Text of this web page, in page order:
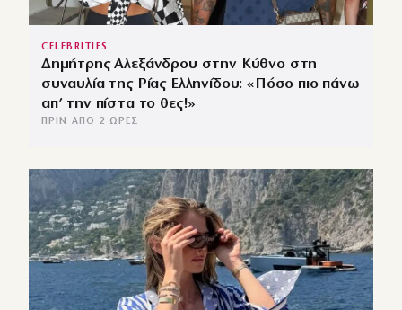
CELEBRITIES
Δημήτρης Αλεξάνδρου στην Κύθνο στη
συναυλία της Ρίας Ελληνίδου: «Πόσο πιο πάνω
απ’ την πίστα το θες!»
ΠΡΙΝ ΑΠΌ 2 ΏΡΕΣ